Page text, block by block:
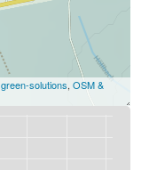
green-solutions, OSM &